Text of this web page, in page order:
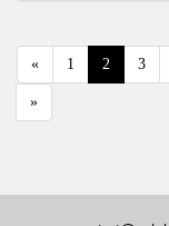
« 1 2 3
»